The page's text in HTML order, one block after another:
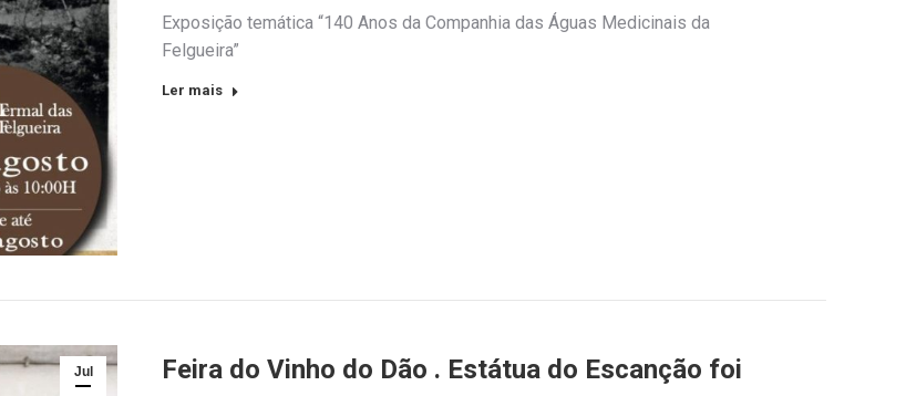
Exposição temática “140 Anos da Companhia das Águas Medicinais da
Felgueira”
Ler mais
Jul
Feira do Vinho do Dão . Estátua do Escanção foi